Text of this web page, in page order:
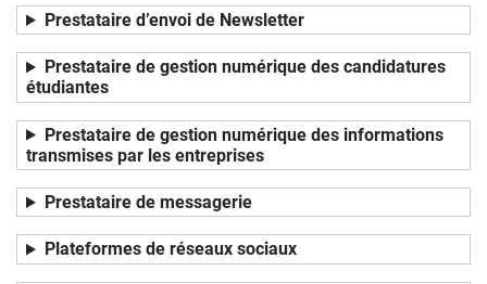
Prestataire d’envoi de Newsletter
Prestataire de gestion numérique des candidatures
étudiantes
Prestataire de gestion numérique des informations
transmises par les entreprises
Prestataire de messagerie
Plateformes de réseaux sociaux